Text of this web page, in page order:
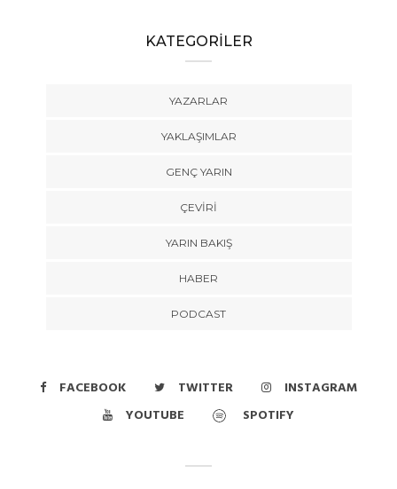
KATEGORİLER
YAZARLAR
YAKLAŞIMLAR
GENÇ YARIN
ÇEVİRİ
YARIN BAKIŞ
HABER
PODCAST
FACEBOOK TWITTER
INSTAGRAM
YOUTUBE
SPOTIFY